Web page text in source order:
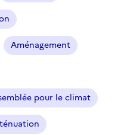
Aménagement
pour le climat